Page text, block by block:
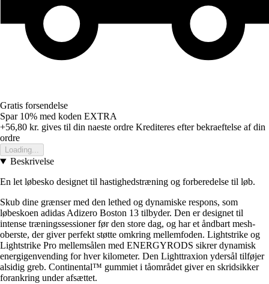
Gratis forsendelse
Spar 10% med koden EXTRA
+56,80 kr. gives til din naeste ordre Krediteres efter bekraeftelse af din
ordre
Loading...
Beskrivelse
En let løbesko designet til hastighedstræning og forberedelse til løb.
Skub dine grænser med den lethed og dynamiske respons, som
løbeskoen adidas Adizero Boston 13 tilbyder. Den er designet til
intense træningssessioner før den store dag, og har et åndbart mesh-
oberste, der giver perfekt støtte omkring mellemfoden. Lightstrike og
Lightstrike Pro mellemsålen med ENERGYRODS sikrer dynamisk
energigenvending for hver kilometer. Den Lighttraxion ydersål tilføjer
alsidig greb. Continental™ gummiet i tåområdet giver en skridsikker
forankring under afsættet.